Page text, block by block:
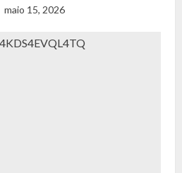
maio 15, 2026